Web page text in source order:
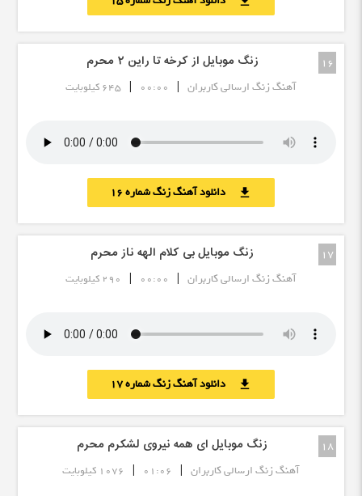
16 زنگ موبایل از کرخه تا راین ٢ محرم
آهنگ زنگ ارسالی کاربران |
00:00
| 645 کیلوبایت
download دانلود آهنگ زنگ شماره 16
17 زنگ موبایل بی کلام الهه ناز محرم
آهنگ زنگ ارسالی کاربران |
00:00
| 290 کیلوبایت
download دانلود آهنگ زنگ شماره 17
18 زنگ موبایل ای همه نیروی لشکرم محرم
آهنگ زنگ ارسالی کاربران |
01:06
| 1076 کیلوبایت